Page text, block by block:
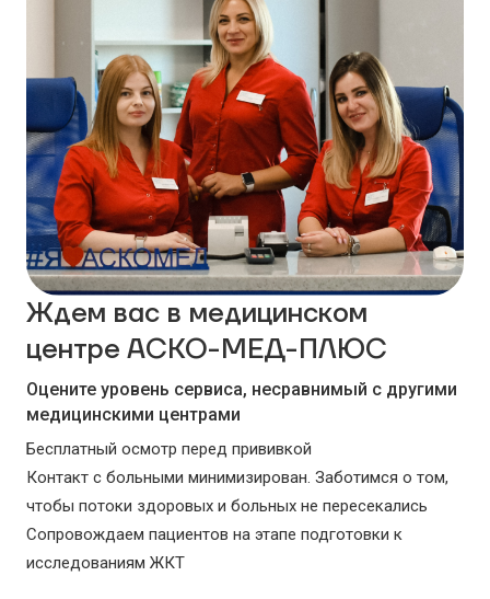
Ждем вас в медицинском
центре АСКО-МЕД-ПЛЮС
Оцените уровень сервиса, несравнимый с другими
медицинскими центрами
Бесплатный осмотр перед прививкой
Контакт с больными минимизирован. Заботимся о том,
чтобы потоки здоровых и больных не пересекались
Сопровождаем пациентов на этапе подготовки к
исследованиям ЖКТ